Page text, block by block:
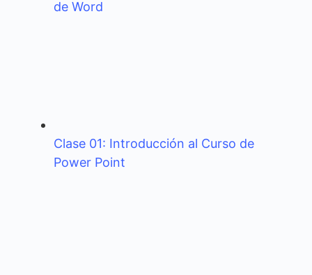
de Word
Clase 01: Introducción al Curso de
Power Point